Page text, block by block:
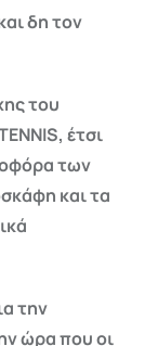
δη τον
του
, έτσι
των
και τα
την
ώρα που οι